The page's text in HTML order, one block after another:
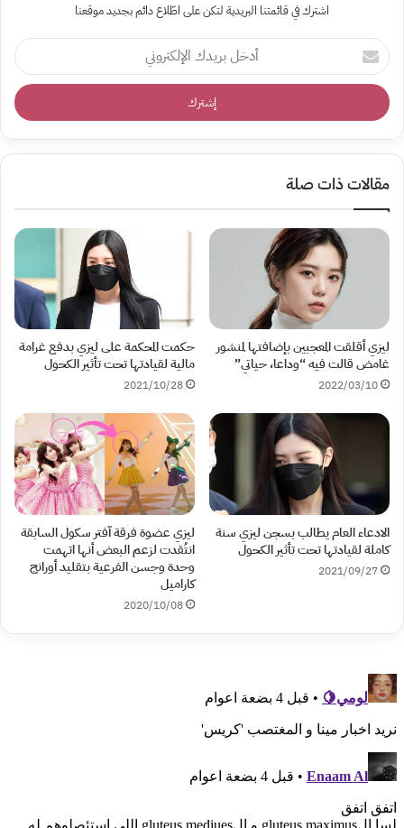
اشترك في قائمتنا البريدية لتكن على اطّلاع دائم بجديد موقعنا
أدخل
بريدك
الإلكتروني
مقالات ذات صلة
ليزي أقلقت المعجبين بإضافتها لمنشور
غامض قالت فيه “وداعا، حياتي”
2022/03/10
حكمت المحكمة على ليزي بدفع غرامة
مالية لقيادتها تحت تأثير الكحول
2021/10/28
الادعاء العام يطالب بسجن ليزي سنة
كاملة لقيادتها تحت تأثير الكحول
2021/09/27
ليزي عضوة فرقة آفتر سكول السابقة
انتُقدت لزعم البعض أنها اتهمت
وحدة وجسن الفرعية بتقليد أورانج
كاراميل
2020/10/08